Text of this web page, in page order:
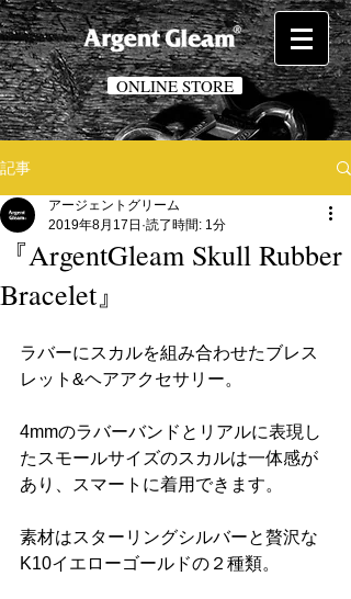
ONLINE STORE
記事
『ArgentGleam Skull Rubber
Bracelet』
アージェントグリーム
2019年8月17日 読了時間: 1分
ラバーにスカルを組み合わせたブレス
レット&ヘアアクセサリー。
4mmのラバーバンドとリアルに表現し
たスモールサイズのスカルは一体感が
あり、スマートに着用できます。
素材はスターリングシルバーと贅沢な
K10イエローゴールドの２種類。